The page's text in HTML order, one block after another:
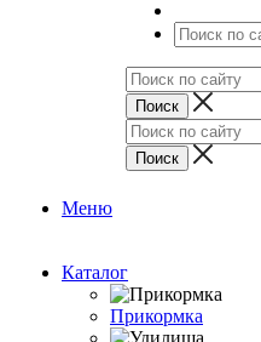
Меню
Каталог
Прикормка